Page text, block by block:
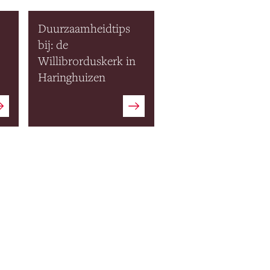
Duurzaamheidtips
bij: de
Willibrorduskerk in
Haringhuizen